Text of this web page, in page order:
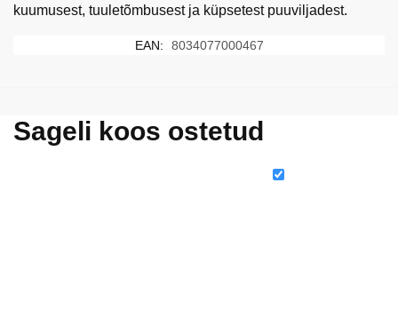
kuumusest, tuuletõmbusest ja küpsetest puuviljadest.
EAN: 8034077000467
Sageli koos ostetud